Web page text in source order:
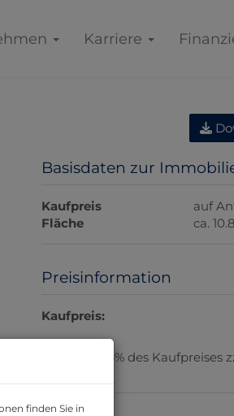
Karriere
Basisdaten zur
Kaufpreis
auf
Fläche
ca.
Preisinformation
Kaufpreis:
3% des Kaufpreises
finden Sie in